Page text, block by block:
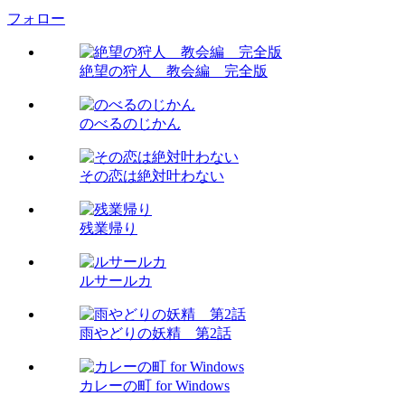
フォロー
絶望の狩人 教会編 完全版
のべるのじかん
その恋は絶対叶わない
残業帰り
ルサールカ
雨やどりの妖精 第2話
カレーの町 for Windows